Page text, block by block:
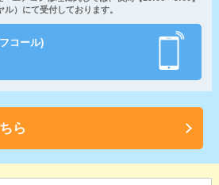
）にて受付しております。
コール)
ら